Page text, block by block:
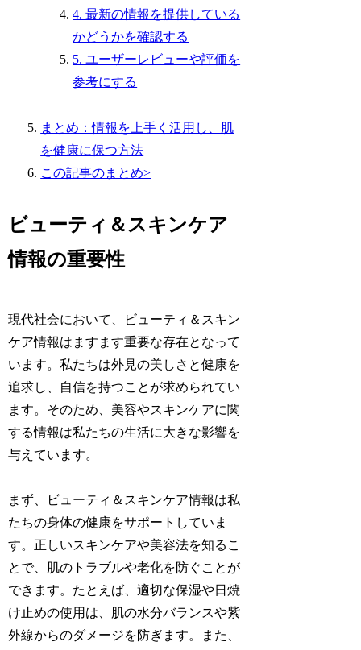
4. 最新の情報を提供している
かどうかを確認する
5. ユーザーレビューや評価を
参考にする
まとめ：情報を上手く活用し、肌
を健康に保つ方法
この記事のまとめ>
ビューティ＆スキンケア
情報の重要性
現代社会において、ビューティ＆スキン
ケア情報はますます重要な存在となって
います。私たちは外見の美しさと健康を
追求し、自信を持つことが求められてい
ます。そのため、美容やスキンケアに関
する情報は私たちの生活に大きな影響を
与えています。
まず、ビューティ＆スキンケア情報は私
たちの身体の健康をサポートしていま
す。正しいスキンケアや美容法を知るこ
とで、肌のトラブルや老化を防ぐことが
できます。たとえば、適切な保湿や日焼
け止めの使用は、肌の水分バランスや紫
外線からのダメージを防ぎます。また、